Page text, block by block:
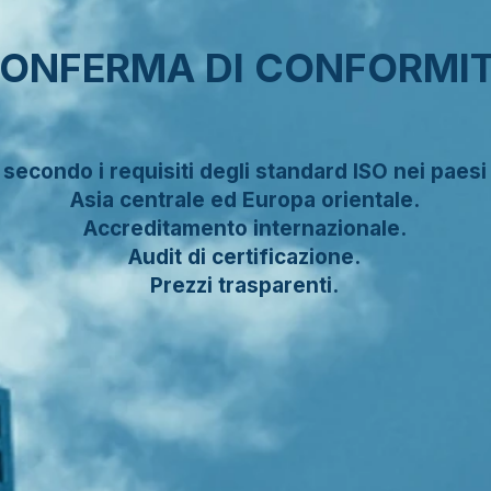
DI
secondo i requisiti degli standard ISO nei paesi
Asia centrale ed Europa orientale.
Accreditamento internazionale.
Audit di certificazione.
Prezzi trasparenti.